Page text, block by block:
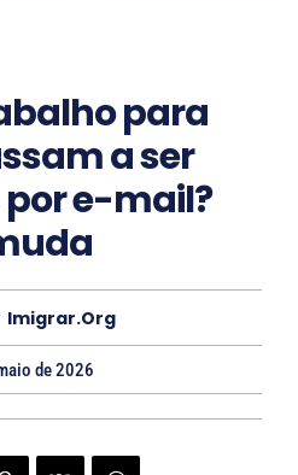
para
a ser
e-mail?
Imigrar.org
de 2026